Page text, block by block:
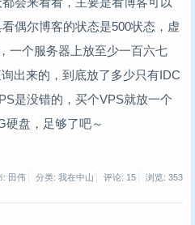
偶尔博客的状态是500状态，虚
一个服务器上放至少一百六七
出来的，到底放了多少只有IDC
是没错的，买个VPS就放一个
硬盘，足够了吧～
: 田伟 分类: 我在中山 评论: 15 浏览: 353